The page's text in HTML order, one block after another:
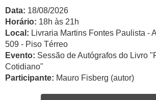
Data: 18/08/2026
Horário: 18h às 21h
Local: Livraria Martins Fontes Paulista -
509 - Piso Térreo
Evento: Sessão de Autógrafos do Livro
Cotidiano"
Participante: Mauro Fisberg (autor)